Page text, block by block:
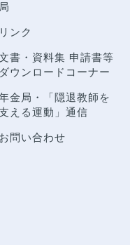
局
リンク
書・資料集 申請書等
ダウンロードコーナー
金局・
「隠退教師を
える運動」通信
お問い合わせ